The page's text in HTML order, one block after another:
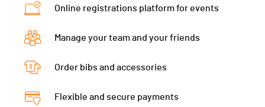
Online registrations platform for events
Manage your team and your friends
Order bibs and accessories
Flexible and secure payments